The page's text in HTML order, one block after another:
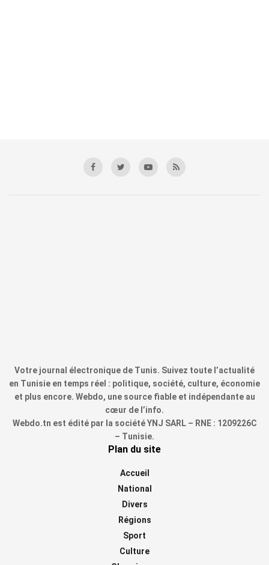
Votre journal électronique de Tunis. Suivez toute l’actualité
en Tunisie en temps réel : politique, société, culture, économie
et plus encore. Webdo, une source fiable et indépendante au
cœur de l’info.
Webdo.tn est édité par la société YNJ SARL – RNE : 1209226C
– Tunisie.
Plan du site
Accueil
National
Divers
Régions
Sport
Culture